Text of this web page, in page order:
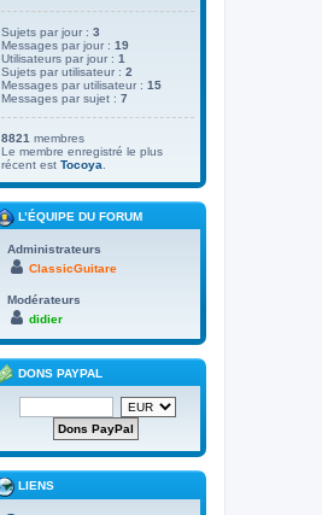
Sujets par jour : 3
Messages par jour : 19
Utilisateurs par jour : 1
Sujets par utilisateur : 2
Messages par utilisateur : 15
Messages par sujet : 7
8821 membres
Le membre enregistré le plus
récent est Tocoya
L’ÉQUIPE DU FORUM
Administrateurs
ClassicGuitare
Modérateurs
didier
DONS PAYPAL
LIENS